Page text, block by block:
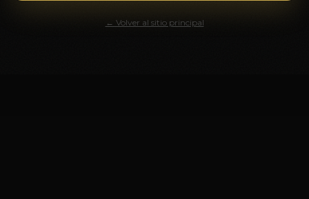
← Volver al sitio principal